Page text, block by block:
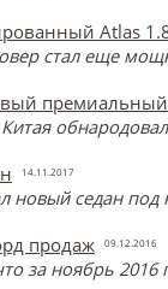
Atlas
стал еще
премиальный
14.11.2017
новый седан под
продаж
09.12.2016
за ноябрь